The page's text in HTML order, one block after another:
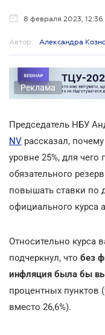
8 февраля 2023, 12:36
Автор: Александра
Реклама
Председатель НБУ
NV рассказал,
уровне 25%, для
обязательного
повышать ставки по
официального курса
Относительно курса
подчеркнул, что без
инфляция была бы
процентных пунктов
вместо 26,6%).